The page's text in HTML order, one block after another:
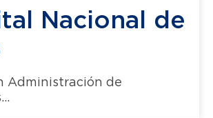
Nacional de
Administración de